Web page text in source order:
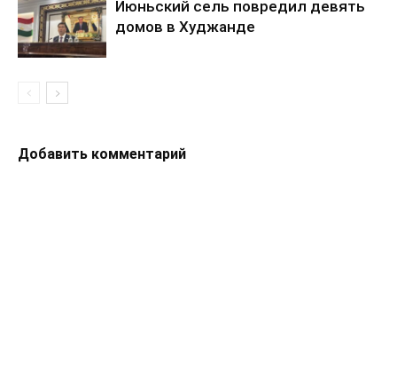
Июньский сель повредил девять
домов в Худжанде
Добавить комментарий